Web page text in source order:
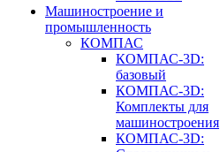
Машиностроение и
промышленность
КОМПАС
КОМПАС-3D:
базовый
КОМПАС-3D:
Комплекты для
машиностроения
КОМПАС-3D: